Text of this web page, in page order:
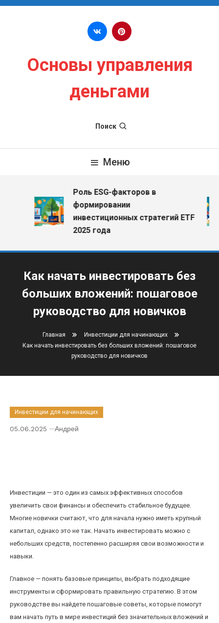
Перейти к содержимому
Основы управления
деньгами
Поиск
Меню
Роль ESG-факторов в
формировании
инвестиционных стратегий ETF
2025 года
Как начать инвестировать без
больших вложений: пошаговое
руководство для новичков
Главная
Инвестиции для начинающих
Как начать инвестировать без больших вложений: пошаговое
руководство для новичков
Инвестиции для начинающих
05.06.2025 Андрей
Инвестиции — это один из самых эффективных способов
увеличить свои финансы и обеспечить стабильное будущее.
Многие новички считают, что для начала нужно иметь крупный
капитал, однако это не так. Начать инвестировать можно с
небольших средств, постепенно расширяя свои возможности и
навыки.
Главное — понять базовые принципы, выбрать подходящие
инструменты и сформировать правильную стратегию. В этом
руководстве вы найдете пошаговые советы, которые помогут
вам начать путь в мире инвестиций без значительных вложений и